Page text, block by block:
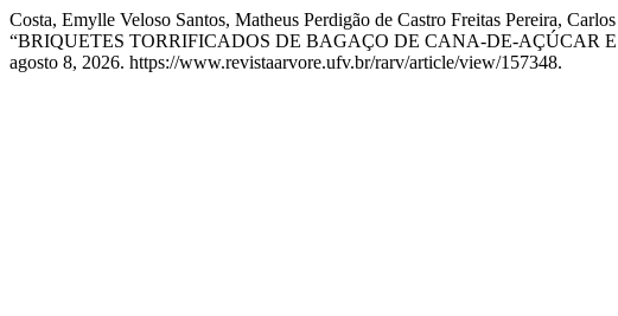
Costa, Emylle Veloso Santos, Matheus Perdigão de Castro Freitas Pereira,
“BRIQUETES TORRIFICADOS DE BAGAÇO DE CANA-DE-AÇÚCAR
agosto 8, 2026. https://www.revistaarvore.ufv.br/rarv/article/view/157348.